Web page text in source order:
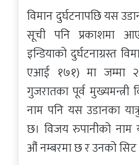
विमान दुर्घटनापछि यस
सूची पनि प्रकाशमा
इन्डियाको दुर्घटनाग्रस्त
एआई १७१) मा जम्मा
गुजरातका पूर्व मुख्यमन्त्री
नाम पनि यस उडानका
छ। विजय रुपानीको नाम
औं नम्बरमा छ र उनको सिट